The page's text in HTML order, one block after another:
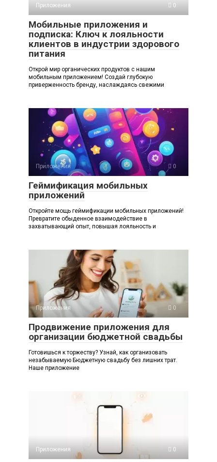
Приложения 0
Мобильные приложения и
подписка: Ключ к лояльности
клиентов в индустрии здорового
питания
Открой мир органических продуктов с нашим
мобильным приложением! Создай глубокую
приверженность бренду, наслаждаясь свежими
Приложения 0
Геймификация мобильных
приложений
Откройте мощь геймификации мобильных приложений!
Превратите обыденное взаимодействие в
захватывающий опыт, повышая лояльность и
Приложения 0
Продвижение приложения для
организации бюджетной свадьбы
Готовишься к торжеству? Узнай, как организовать
незабываемую Бюджетную свадьбу без лишних трат.
Наше приложение
Приложения 0